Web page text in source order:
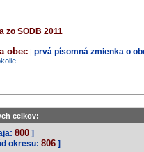
zo SODB 2011
obec | prvá písomná zmienka o
celkov:
800 ]
okresu: 806 ]